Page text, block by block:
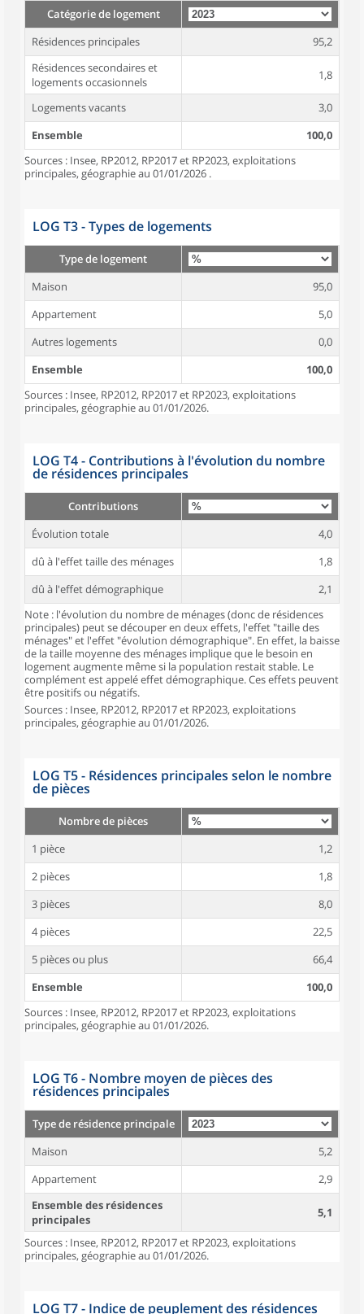
Catégorie de logement
Résidences principales
95,2
Résidences secondaires et
logements occasionnels
1,8
Logements vacants
3,0
Ensemble
100,0
Sources : Insee, RP2012, RP2017 et RP2023, exploitations
principales, géographie au 01/01/2026 .
LOG T3 - Types de logements
Type de logement
Maison
95,0
Appartement
5,0
Autres logements
0,0
Ensemble
100,0
Sources : Insee, RP2012, RP2017 et RP2023, exploitations
principales, géographie au 01/01/2026.
LOG T4 - Contributions à l'évolution du nombre
de résidences principales
Contributions
Évolution totale
4,0
dû à l'effet taille des ménages
1,8
dû à l'effet démographique
2,1
Note : l'évolution du nombre de ménages (donc de résidences
principales) peut se découper en deux effets, l'effet "taille des
ménages" et l'effet "évolution démographique". En effet, la baisse
de la taille moyenne des ménages implique que le besoin en
logement augmente même si la population restait stable. Le
complément est appelé effet démographique. Ces effets peuvent
être positifs ou négatifs.
Sources : Insee, RP2012, RP2017 et RP2023, exploitations
principales, géographie au 01/01/2026.
LOG T5 - Résidences principales selon le nombre
de pièces
Nombre de pièces
1 pièce
1,2
2 pièces
1,8
3 pièces
8,0
4 pièces
22,5
5 pièces ou plus
66,4
Ensemble
100,0
Sources : Insee, RP2012, RP2017 et RP2023, exploitations
principales, géographie au 01/01/2026.
LOG T6 - Nombre moyen de pièces des
résidences principales
Type de résidence principale
Maison
5,2
Appartement
2,9
Ensemble des résidences
principales
5,1
Sources : Insee, RP2012, RP2017 et RP2023, exploitations
principales, géographie au 01/01/2026.
LOG T7 - Indice de peuplement des résidences